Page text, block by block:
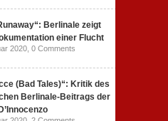
Berlinale zeigt
einer Flucht
2020, 0 Comments
(Bad Tales)“: Kritik des
Berlinale-Beitrags der